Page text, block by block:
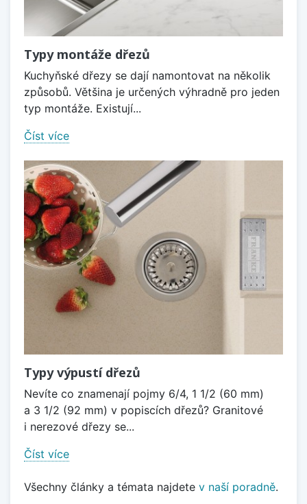
Typy montáže dřezů
Kuchyňské dřezy se dají namontovat na několik
způsobů. Většina je určených výhradně pro jeden
typ montáže. Existují...
Číst více
Typy výpustí dřezů
Nevíte co znamenají pojmy 6/4, 1 1/2 (60 mm)
a 3 1/2 (92 mm) v popiscích dřezů? Granitové
i nerezové dřezy se...
Číst více
Všechny články a témata najdete v naší poradně.